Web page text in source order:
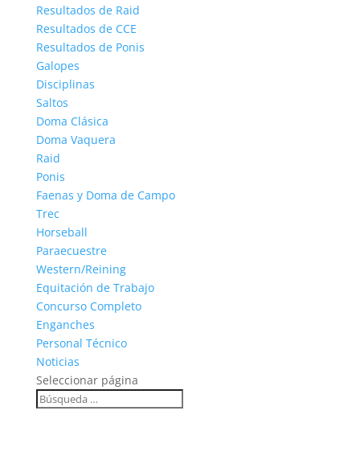
Resultados de Raid
Resultados de CCE
Resultados de Ponis
Galopes
Disciplinas
Saltos
Doma Clásica
Doma Vaquera
Raid
Ponis
Faenas y Doma de Campo
Trec
Horseball
Paraecuestre
Western/Reining
Equitación de Trabajo
Concurso Completo
Enganches
Personal Técnico
Noticias
Seleccionar página